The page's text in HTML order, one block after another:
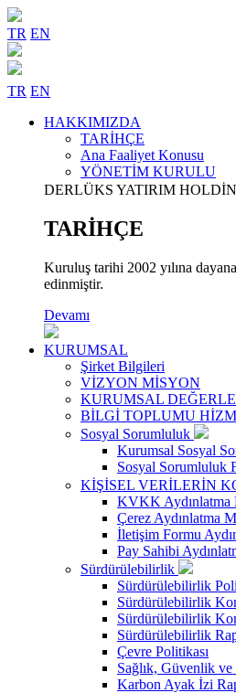
TR EN
TR EN
HAKKIMIZDA
TARİHÇE
Ana Faaliyet Konusu
YÖNETİM KURULU
DERLÜKS YATIRIM
TARİHÇE
Kuruluş tarihi 2002 yılına
edinmiştir.
Devamı
KURUMSAL
Şirket Bilgileri
VİZYON MİSYON
KURUMSAL
BİLGİ TOPLUMU
Sosyal Sorumluluk
Kurumsal Sosyal
Sosyal Sorumluluk
KİŞİSEL VERİLERİN
KVKK Aydınlatma
Çerez Aydınlatma
İletişim Formu
Pay Sahibi
Sürdürülebilirlik
Sürdürülebilirlik
Sürdürülebilirlik
Sürdürülebilirlik
Sürdürülebilirlik
Çevre Politikası
Sağlık, Güvenlik ve
Karbon Ayak İzi